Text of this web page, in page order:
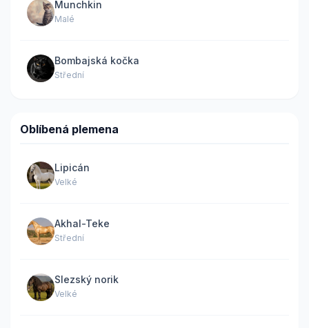
Munchkin
Malé
Bombajská kočka
Střední
Oblíbená plemena
Lipicán
Velké
Akhal-Teke
Střední
Slezský norik
Velké